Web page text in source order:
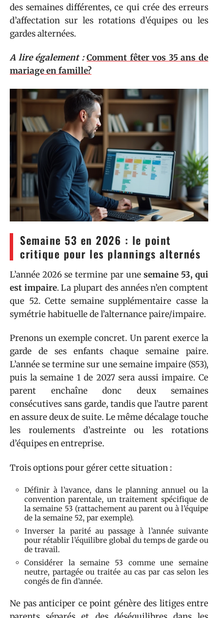
des semaines différentes, ce qui crée des erreurs
d’affectation sur les rotations d’équipes ou les
gardes alternées.
A lire également : Comment fêter vos 35 ans de
mariage en famille?
Semaine 53 en 2026 : le point
critique pour les plannings alternés
L’année 2026 se termine par une semaine 53, qui
est impaire. La plupart des années n’en comptent
que 52. Cette semaine supplémentaire casse la
symétrie habituelle de l’alternance paire/impaire.
Prenons un exemple concret. Un parent exerce la
garde de ses enfants chaque semaine paire.
L’année se termine sur une semaine impaire (S53),
puis la semaine 1 de 2027 sera aussi impaire. Ce
parent enchaîne donc deux semaines
consécutives sans garde, tandis que l’autre parent
en assure deux de suite. Le même décalage touche
les roulements d’astreinte ou les rotations
d’équipes en entreprise.
Trois options pour gérer cette situation :
Définir à l’avance, dans le planning annuel ou la
convention parentale, un traitement spécifique de
la semaine 53 (rattachement au parent ou à l’équipe
de la semaine 52, par exemple).
Inverser la parité au passage à l’année suivante
pour rétablir l’équilibre global du temps de garde ou
de travail.
Considérer la semaine 53 comme une semaine
neutre, partagée ou traitée au cas par cas selon les
congés de fin d’année.
Ne pas anticiper ce point génère des litiges entre